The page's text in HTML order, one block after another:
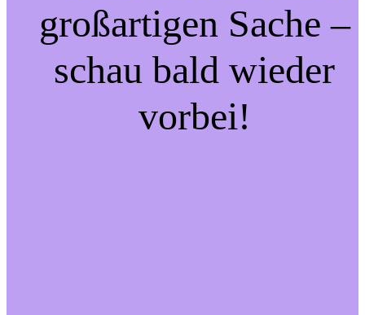
großartigen Sache –
schau bald wieder
vorbei!